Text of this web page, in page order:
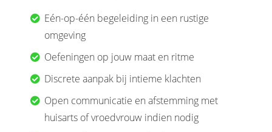
Eén-op-één begeleiding in een rustige
omgeving
Oefeningen op jouw maat en ritme
Discrete aanpak bij intieme klachten
Open communicatie en afstemming met
huisarts of vroedvrouw indien nodig